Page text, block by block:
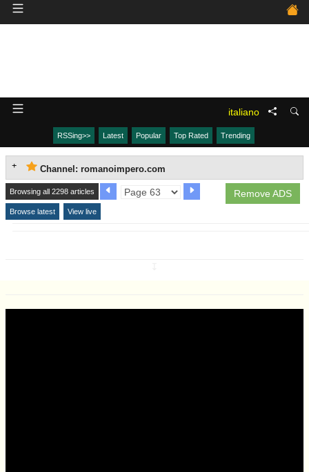
italiano
RSSing>> Latest Popular Top Rated Trending
Channel: romanoimpero.com
Remove ADS
Browsing all 2298 articles
Browse latest View live